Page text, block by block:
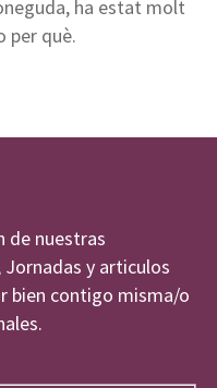
ha estat molt
per què.
de nuestras
y articulos
bien contigo misma/o